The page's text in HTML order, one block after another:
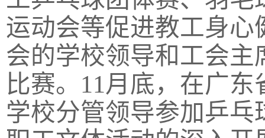
运动会等促进教工身
会的学校领导和工会
比赛。11月底，在广
学校分管领导参加乒